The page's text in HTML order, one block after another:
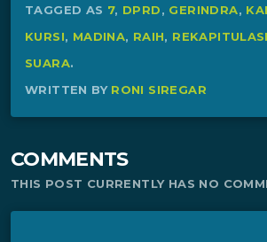
TAGGED AS 7, DPRD, GERINDRA,
KURSI, MADINA, RAIH, REKAPITULASI
SUARA.
WRITTEN BY RONI SIREGAR
COMMENTS
THIS POST CURRENTLY HAS NO